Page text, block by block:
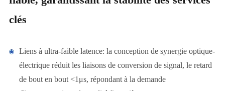
clés
Liens à ultra-faible latence: la conception de synergie optique-
électrique réduit les liaisons de conversion de signal, le retard
de bout en bout <1μs, répondant à la demande